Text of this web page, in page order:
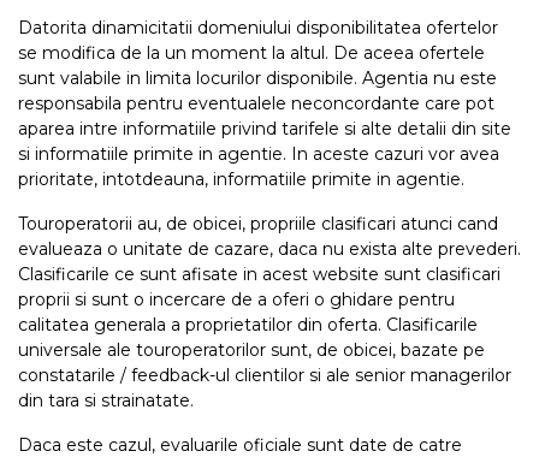
Datorita dinamicitatii domeniului disponibilitatea ofertelor
se modifica de la un moment la altul. De aceea ofertele
sunt valabile in limita locurilor disponibile. Agentia nu este
responsabila pentru eventualele neconcordante care pot
aparea intre informatiile privind tarifele si alte detalii din site
si informatiile primite in agentie. In aceste cazuri vor avea
prioritate, intotdeauna, informatiile primite in agentie.
Touroperatorii au, de obicei, propriile clasificari atunci cand
evalueaza o unitate de cazare, daca nu exista alte prevederi.
Clasificarile ce sunt afisate in acest website sunt clasificari
proprii si sunt o incercare de a oferi o ghidare pentru
calitatea generala a proprietatilor din oferta. Clasificarile
universale ale touroperatorilor sunt, de obicei, bazate pe
constatarile / feedback-ul clientilor si ale senior managerilor
din tara si strainatate.
Daca este cazul, evaluarile oficiale sunt date de catre